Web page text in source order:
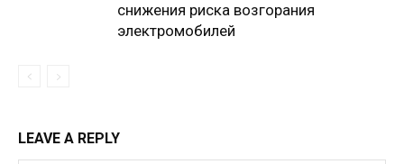
снижения риска возгорания
электромобилей
LEAVE A REPLY